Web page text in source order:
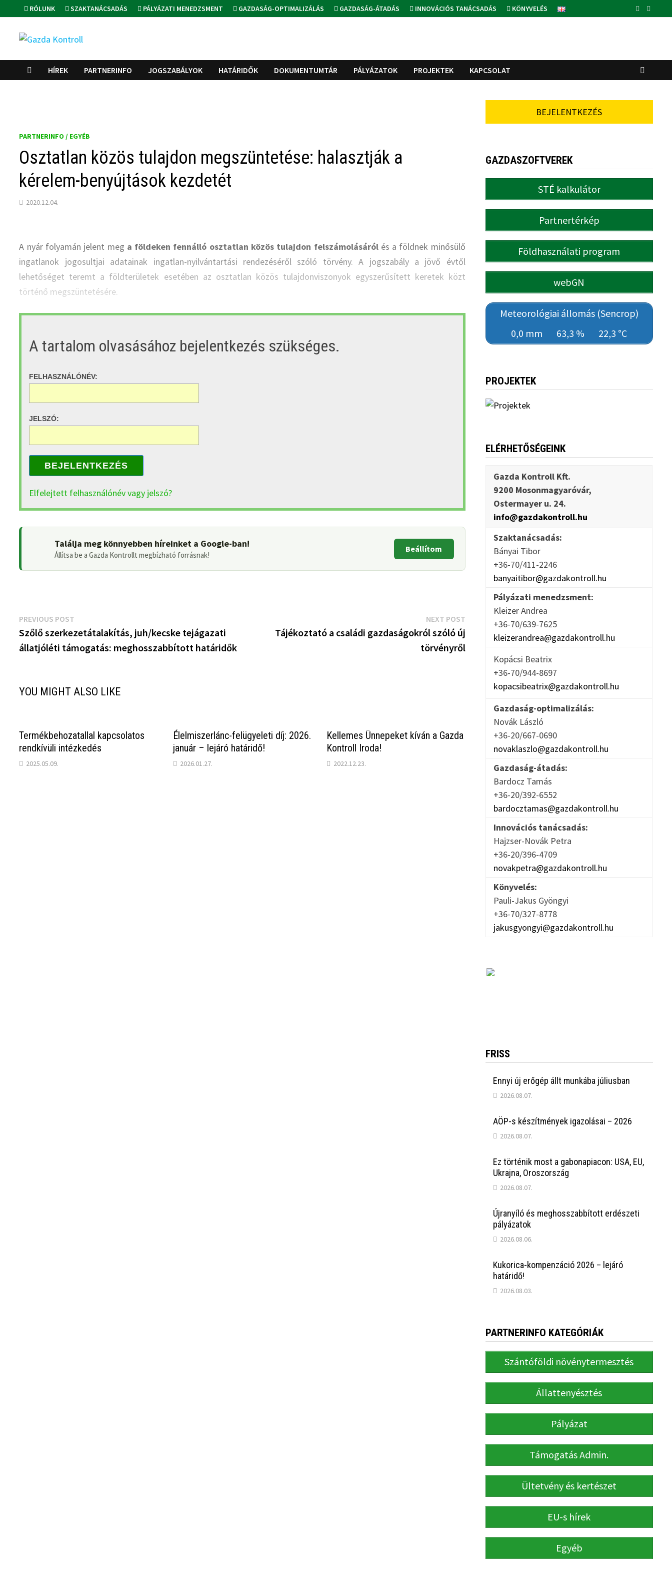
to
content
RÓLUNK SZAKTANÁCSADÁS PÁLYÁZATI MENEDZSMENT GAZDASÁG-OPTIMALIZÁLÁS GAZDASÁG-ÁTADÁS INNOVÁCIÓS TANÁCSADÁS KÖNYVELÉS
HÍREK PARTNERINFO JOGSZABÁLYOK HATÁRIDŐK DOKUMENTUMTÁR PÁLYÁZATOK PROJEKTEK KAPCSOLAT
PARTNERINFO / EGYÉB
Osztatlan közös tulajdon megszüntetése: halasztják a
kérelem-benyújtások kezdetét
2020.12.04.
A nyár folyamán jelent meg a földeken fennálló osztatlan közös tulajdon felszámolásárólés a földnek minősülő
ingatlanok jogosultjai adatainak ingatlan-nyilvántartási rendezéséről szóló törvény. A jogszabály a jövő évtől
lehetőséget teremt a földterületek esetében az osztatlan közös tulajdonviszonyok egyszerűsített keretek közt
történő megszüntetésére.
A tartalom olvasásához bejelentkezés szükséges.
FELHASZNÁLÓNÉV:
JELSZÓ:
BEJELENTKEZÉS
Elfelejtett felhasználónév vagy jelszó?
Találja meg könnyebben híreinket a Google-ban!
Állítsa be a Gazda Kontrollt megbízható forrásnak!
Beállítom
Bejegyzés
navigáció
PREVIOUS POST
post:
Szőlő szerkezetátalakítás, juh/kecske tejágazati
állatjóléti támogatás: meghosszabbított határidők
NEXT POSTNext
post:
Tájékoztató a családi gazdaságokról szóló új
törvényről
YOU MIGHT ALSO LIKE
Termékbehozatallal kapcsolatos
rendkívüli intézkedés
2025.05.09.
Élelmiszerlánc-felügyeleti díj: 2026.
január – lejáró határidő!
2026.01.27.
Kellemes Ünnepeket kíván a Gazda
Kontroll Iroda!
2022.12.23.
BEJELENTKEZÉS
GAZDASZOFTVEREK
STÉ kalkulátor
Partnertérkép
Földhasználati program
webGN
Meteorológiai állomás (Sencrop)
0,0 mm
63,3 % 22,3 °C
PROJEKTEK
ELÉRHETŐSÉGEINK
Gazda Kontroll Kft.
9200 Mosonmagyaróvár,
Ostermayer u. 24.
info@gazdakontroll.hu
Szaktanácsadás:
Bányai Tibor
+36-70/411-2246
banyaitibor@gazdakontroll.hu
Pályázati menedzsment:
Kleizer Andrea
+36-70/639-7625
kleizerandrea@gazdakontroll.hu
Kopácsi Beatrix
+36-70/944-8697
kopacsibeatrix@gazdakontroll.hu
Gazdaság-optimalizálás:
Novák László
+36-20/667-0690
novaklaszlo@gazdakontroll.hu
Gazdaság-átadás:
Bardocz Tamás
+36-20/392-6552
bardocztamas@gazdakontroll.hu
Innovációs tanácsadás:
Hajzser-Novák Petra
+36-20/396-4709
novakpetra@gazdakontroll.hu
Könyvelés:
Pauli-Jakus Gyöngyi
+36-70/327-8778
jakusgyongyi@gazdakontroll.hu
FRISS
Ennyi új erőgép állt munkába júliusban
2026.08.07.
AÖP-s készítmények igazolásai – 2026
2026.08.07.
Ez történik most a gabonapiacon: USA, EU,
Ukrajna, Oroszország
2026.08.07.
Újranyíló és meghosszabbított erdészeti
pályázatok
2026.08.06.
Kukorica-kompenzáció 2026 – lejáró
határidő!
2026.08.03.
PARTNERINFO KATEGÓRIÁK
Szántóföldi növénytermesztés
Állattenyésztés
Pályázat
Támogatás Admin.
Ültetvény és kertészet
EU-s hírek
Egyéb